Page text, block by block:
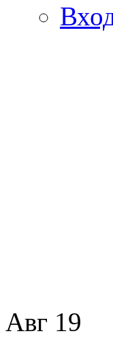
Авг 19